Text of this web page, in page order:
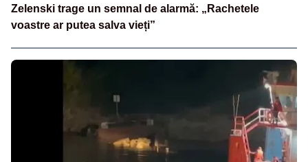
Zelenski trage un semnal de alarmă: „Rachetele
voastre ar putea salva vieți”